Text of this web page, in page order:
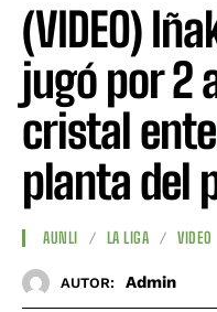
(VIDEO)
jugó por 2
cristal
planta del
AUNLI LA LIGA VIDEO
AUTOR: Admin